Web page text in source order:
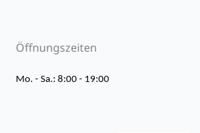
Öffnungszeiten
Mo. - Sa.: 8:00 - 19:00